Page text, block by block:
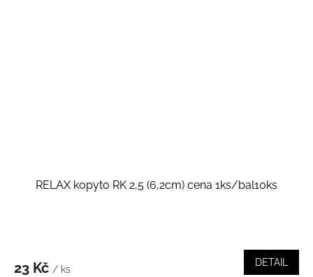
RELAX kopyto RK 2,5 (6,2cm) cena 1ks/bal10ks
23 Kč / ks
DETAIL